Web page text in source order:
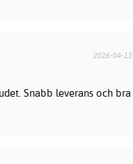
2026-04-13
Snabb leverans och bra